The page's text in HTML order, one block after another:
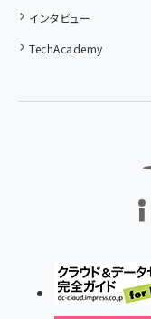
インタビュー
TechAcademy